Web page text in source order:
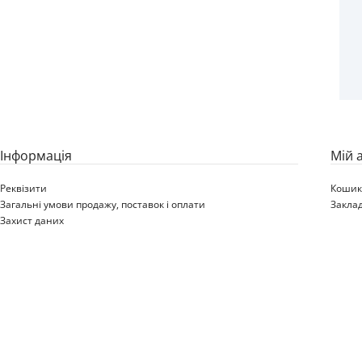
Iнформація
Реквізити
Загальні умови продажу, поставок і оплати
Захист даних
Мій
Кошик